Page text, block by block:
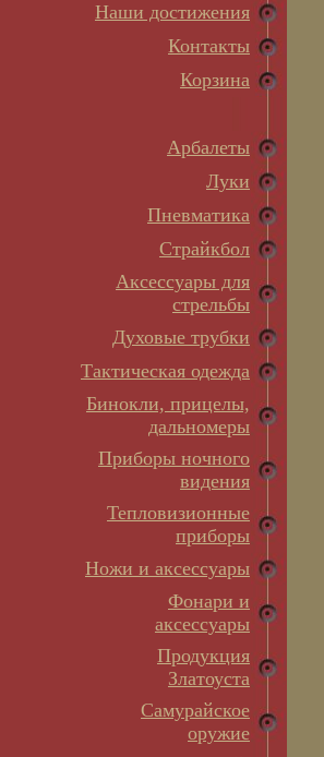
Наши достижения
Контакты
Корзина
Арбалеты
Луки
Пневматика
Страйкбол
Аксессуары для
стрельбы
Духовые трубки
Тактическая одежда
Бинокли, прицелы,
дальномеры
Приборы ночного
видения
Тепловизионные
приборы
Ножи и аксессуары
Фонари и
аксессуары
Продукция
Златоуста
Самурайское
оружие